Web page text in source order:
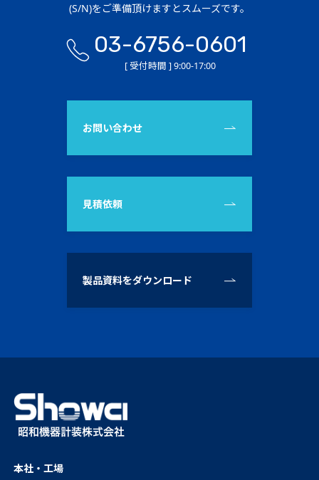
(S/N)をご準備頂けますとスムーズです。
03-6756-0601
[ 受付時間 ] 9:00-17:00
お問い合わせ
見積依頼
製品資料をダウンロード
本社・工場